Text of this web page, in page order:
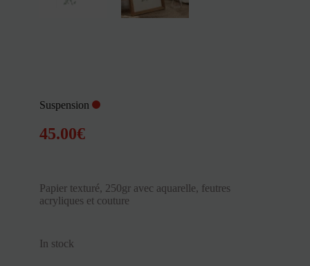
Suspension
45.00€
Papier texturé, 250gr avec aquarelle, feutres
acryliques et couture
In stock